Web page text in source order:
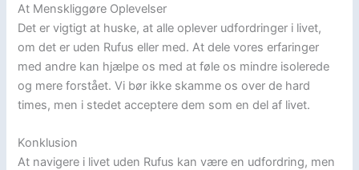
At Menskliggøre Oplevelser
Det er vigtigt at huske, at alle oplever udfordringer i livet,
om det er uden Rufus eller med. At dele vores erfaringer
med andre kan hjælpe os med at føle os mindre isolerede
og mere forstået. Vi bør ikke skamme os over de hard
times, men i stedet acceptere dem som en del af livet.
Konklusion
At navigere i livet uden Rufus kan være en udfordring, men